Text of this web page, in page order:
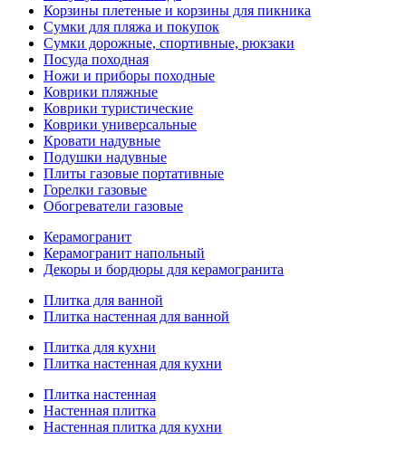
Корзины плетеные и корзины для пикника
Сумки для пляжа и покупок
Сумки дорожные, спортивные, рюкзаки
Посуда походная
Ножи и приборы походные
Коврики пляжные
Коврики туристические
Коврики универсальные
Кровати надувные
Подушки надувные
Плиты газовые портативные
Горелки газовые
Обогреватели газовые
Керамогранит
Керамогранит напольный
Декоры и бордюры для керамогранита
Плитка для ванной
Плитка настенная для ванной
Плитка для кухни
Плитка настенная для кухни
Плитка настенная
Настенная плитка
Настенная плитка для кухни